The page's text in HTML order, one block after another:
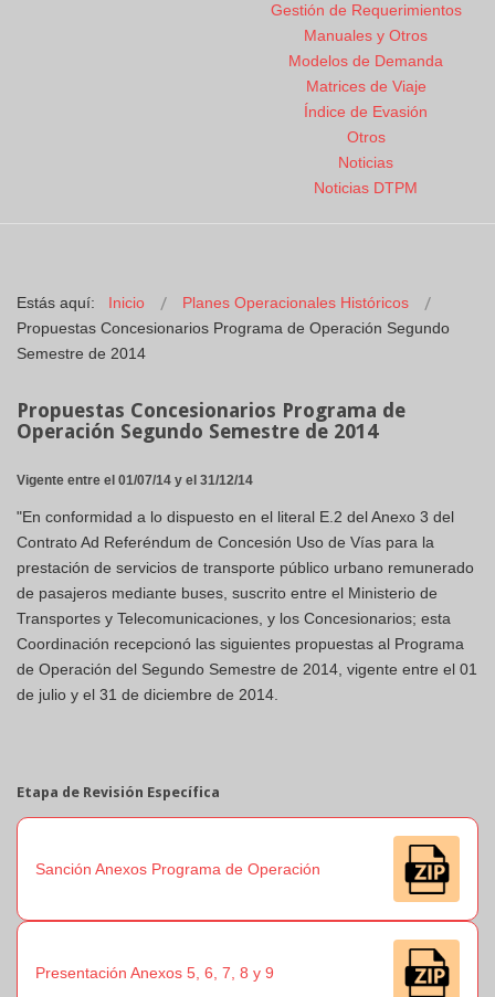
Gestión de Requerimientos
Manuales y Otros
Modelos de Demanda
Matrices de Viaje
Índice de Evasión
Otros
Noticias
Noticias DTPM
Estás aquí: Inicio
Planes Operacionales Históricos
Propuestas Concesionarios Programa de Operación Segundo
Semestre de 2014
Propuestas Concesionarios Programa de
Operación Segundo Semestre de 2014
Vigente entre el 01/07/14 y el 31/12/14
"En conformidad a lo dispuesto en el literal E.2 del Anexo 3 del
Contrato Ad Referéndum de Concesión Uso de Vías para la
prestación de servicios de transporte público urbano remunerado
de pasajeros mediante buses, suscrito entre el Ministerio de
Transportes y Telecomunicaciones, y los Concesionarios; esta
Coordinación recepcionó las siguientes propuestas al Programa
de Operación del Segundo Semestre de 2014, vigente entre el 01
de julio y el 31 de diciembre de 2014.
Etapa de Revisión Específica
Sanción Anexos Programa de Operación
Presentación Anexos 5, 6, 7, 8 y 9